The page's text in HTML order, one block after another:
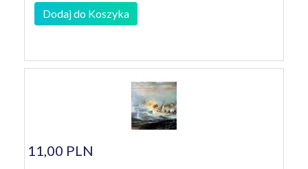
Dodaj do Koszyka
11,00 PLN